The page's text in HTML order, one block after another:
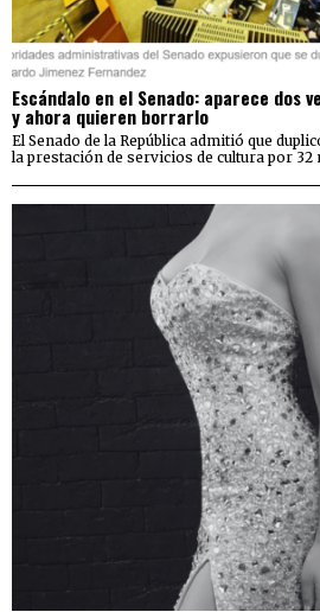
Escándalo en el Senado: aparece dos
y ahora quieren borrarlo
El Senado de la República admitió que
la prestación de servicios de cultura por 32